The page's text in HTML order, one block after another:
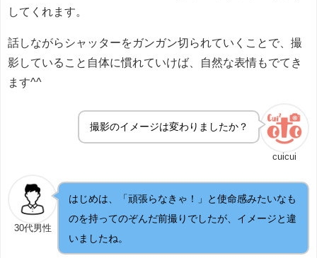
してくれます。
話しながらシャッターをガンガン切られていくことで、撮
影していること自体に慣れていけば、自然な表情もでてき
ます^^
cuicui
撮影のイメージは変わりましたか？
30代男性
はじめは、「頑張らなきゃ！」と使命感みたいなも
のを持ってのぞんだ前撮りでしたが、イメージと違
いましたね。